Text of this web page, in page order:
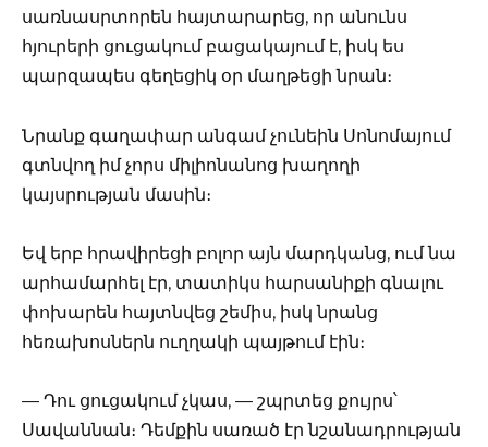
սառնասրտորեն հայտարարեց, որ անունս
հյուրերի ցուցակում բացակայում է, իսկ ես
պարզապես գեղեցիկ օր մաղթեցի նրան։
Նրանք գաղափար անգամ չունեին Սոնոմայում
գտնվող իմ չորս միլիոնանոց խաղողի
կայսրության մասին։
Եվ երբ հրավիրեցի բոլոր այն մարդկանց, ում նա
արհամարհել էր, տատիկս հարսանիքի գնալու
փոխարեն հայտնվեց շեմիս, իսկ նրանց
հեռախոսներն ուղղակի պայթում էին։
— Դու ցուցակում չկաս, — շպրտեց քույրս՝
Սավաննան։ Դեմքին սառած էր նշանադրության